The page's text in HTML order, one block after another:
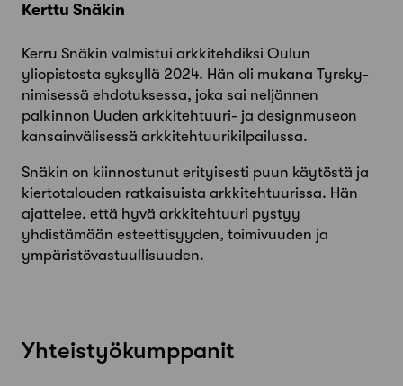
Kerttu Snäkin
Kerru Snäkin valmistui arkkitehdiksi Oulun
yliopistosta syksyllä 2024. Hän oli mukana Tyrsky-
nimisessä ehdotuksessa, joka sai neljännen
palkinnon Uuden arkkitehtuuri- ja designmuseon
kansainvälisessä arkkitehtuurikilpailussa.
Snäkin on kiinnostunut erityisesti puun käytöstä ja
kiertotalouden ratkaisuista arkkitehtuurissa. Hän
ajattelee, että hyvä arkkitehtuuri pystyy
yhdistämään esteettisyyden, toimivuuden ja
ympäristövastuullisuuden.
Yhteistyökumppanit